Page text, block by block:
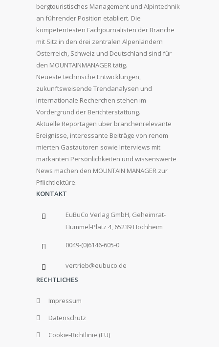
bergtouristisches Management und Alpintechnik
an führender Position etabliert. Die
kompetentesten Fachjournalisten der Branche
mit Sitz in den drei zentralen Alpenländern
Österreich, Schweiz und Deutschland sind für
den MOUNTAINMANAGER tätig.
Neueste technische Entwicklungen,
zukunftsweisende Trendanalysen und
internationale Recherchen stehen im
Vordergrund der Berichterstattung.
Aktuelle Reportagen über branchenrelevante
Ereignisse, interessante Beiträge von renom
mierten Gastautoren sowie Interviews mit
markanten Persönlichkeiten und wissenswerte
News machen den MOUNTAIN MANAGER zur
Pflichtlektüre.
KONTAKT
EuBuCo Verlag GmbH, Geheimrat-
Hummel-Platz 4, 65239 Hochheim
0049-(0)6146-605-0
vertrieb@eubuco.de
RECHTLICHES
Impressum
Datenschutz
Cookie-Richtlinie (EU)